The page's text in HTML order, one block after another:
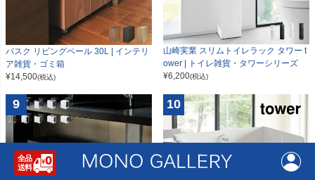
バスク リビングペール 30L | インテリ
ア雑貨・ゴミ箱
¥14,500(税込)
山崎実業 スリムトイレラック タワー t
ower | トイレ雑貨・タワーシリーズ
¥6,200(税込)
9 10